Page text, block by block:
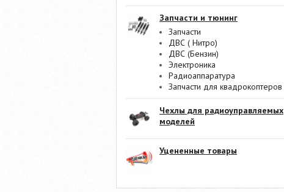
Запчасти и тюнинг
Запчасти
ДВС ( Нитро)
ДВС (Бензин)
Электроника
Радиоаппаратура
Запчасти для квадрокоптеров
Чехлы для радиоуправляемых
моделей
Уцененные товары